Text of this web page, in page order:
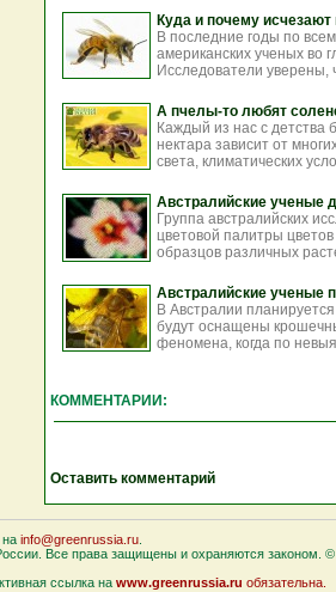
Куда и почему
В последние годы по
американских ученых во
Исследователи уверены,
А пчелы-то любят
Каждый из нас с детства
нектара зависит от
света, климатических
Австралийские ученые
Группа австралийских
цветовой палитры
образцов различных
Австралийские ученые
В Австралии
будут оснащены
феномена, когда по
КОММЕНТАРИИ:
Оставить комментарий
на info@greenrussia.ru
Все права защищены и охраняются законом. ©
ссылка на www.greenrussia.ru обязательна.